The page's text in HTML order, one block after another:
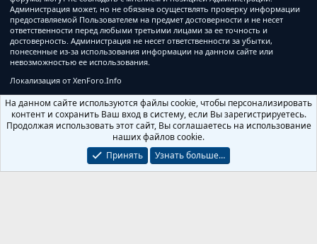
Администрация может, но не обязана осуществлять проверку информации
предоставляемой Пользователем на предмет достоверности и не несет
ответственности перед любыми третьими лицами за ее точность и
достоверность. Администрация не несет ответственности за убытки,
понесенные из-за использования информации на данном сайте или
невозможностью ее использования.
Локализация от XenForo.Info
На данном сайте используются файлы cookie, чтобы персонализировать
контент и сохранить Ваш вход в систему, если Вы зарегистрируетесь.
Продолжая использовать этот сайт, Вы соглашаетесь на использование
наших файлов cookie.
Принять
Узнать больше…